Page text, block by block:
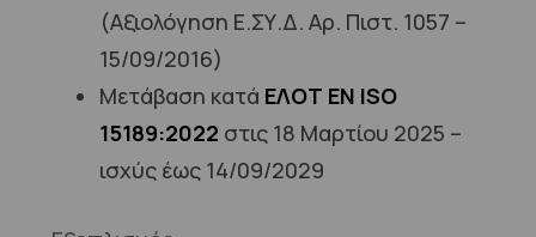
(Αξιολόγηση Ε.ΣΥ.Δ. Αρ. Πιστ. 1057 –
15/09/2016)
Μετάβαση κατά ΕΛΟΤ ΕΝ ISO
15189:2022 στις 18 Μαρτίου 2025 –
ισχύς έως 14/09/2029